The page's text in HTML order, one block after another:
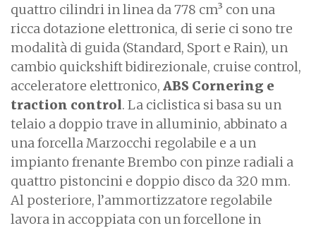
quattro cilindri in linea da 778 cm³ con una
ricca dotazione elettronica, di serie ci sono tre
modalità di guida (Standard, Sport e Rain), un
cambio quickshift bidirezionale, cruise control,
acceleratore elettronico, ABS Cornering e
traction control. La ciclistica si basa su un
telaio a doppio trave in alluminio, abbinato a
una forcella Marzocchi regolabile e a un
impianto frenante Brembo con pinze radiali a
quattro pistoncini e doppio disco da 320 mm.
Al posteriore, l’ammortizzatore regolabile
lavora in accoppiata con un forcellone in